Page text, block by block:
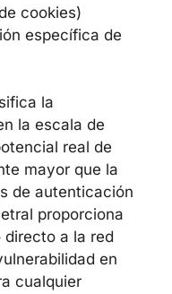
cookie
cookies)
específica de
la
la escala de
real de
mayor que la
de
VPN
al atacante
lo que